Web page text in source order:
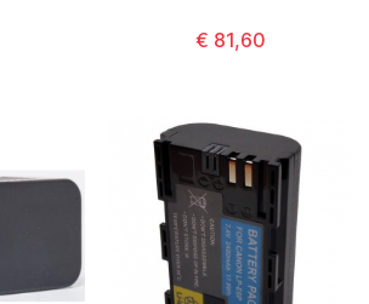
€ 81,60